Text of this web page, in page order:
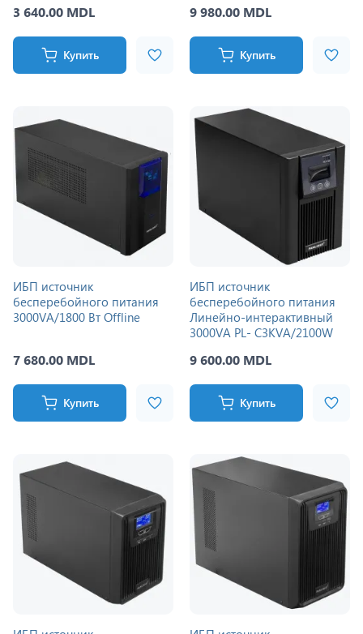
3 640.00 MDL
Купить
9 980.00 MDL
Купить
ИБП источник
бесперебойного питания
3000VA/1800 Вт Offline
7 680.00 MDL
Купить
ИБП источник
бесперебойного питания
Линейно-интерактивный
3000VA PL- C3KVA/2100W
9 600.00 MDL
Купить